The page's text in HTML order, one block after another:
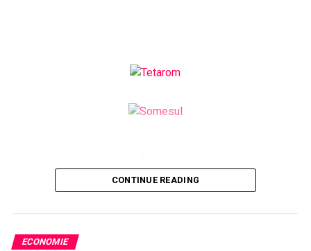
CONTINUE READING
ECONOMIE